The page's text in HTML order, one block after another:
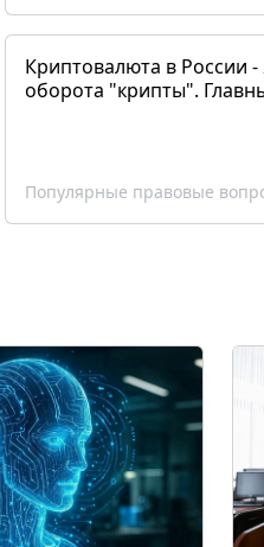
Криптовалюта в России
оборота "крипты".
Популярные правовые